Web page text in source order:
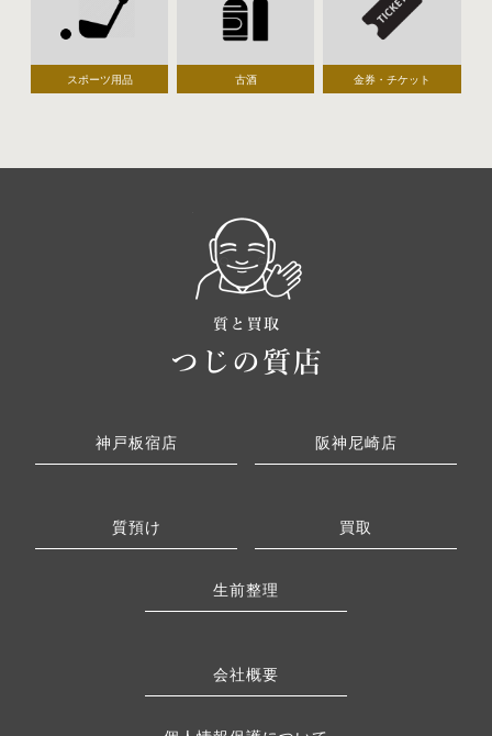
スポーツ用品 古酒 金券・チケット
神戸板宿店 阪神尼崎店
質預け 買取
生前整理
会社概要